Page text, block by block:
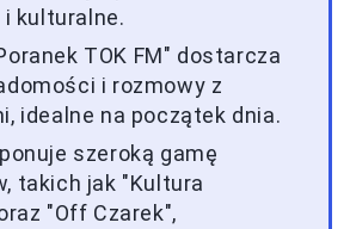
kulturalne.
TOK FM" dostarcza
i rozmowy z
idealne na początek dnia.
szeroką gamę
takich jak "Kultura
"Off Czarek",